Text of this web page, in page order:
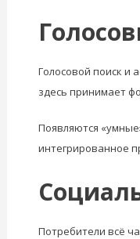
Голосовой поиск и
здесь принимает
Появляются
интегрированное
Потребители всё